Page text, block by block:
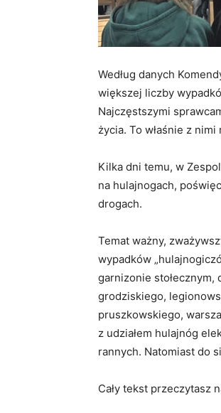
Według danych
większej liczby
Najczęstszymi
życia. To właśnie z
Kilka dni temu, w
na hulajnogach,
drogach.
Temat ważny,
wypadków
garnizonie
grodziskiego,
pruszkowskiego,
z udziałem hulajnóg
rannych. Natomiast do
Cały tekst przeczytasz